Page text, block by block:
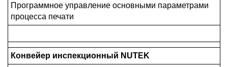
Программное управление основными параметрами
процесса печати
Конвейер инспекционный NUTEK